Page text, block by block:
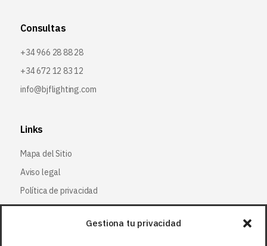
Gestiona tu privacidad
Consultas
+34 966 28 88 28
+34 672 12 83 12
info@bjflighting.com
Links
Mapa del Sitio
Aviso legal
Política de privacidad
Política de cookies